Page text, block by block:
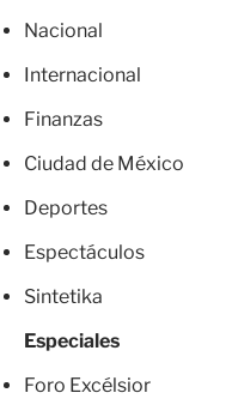
Nacional
Internacional
Finanzas
Ciudad de México
Deportes
Espectáculos
Sintetika
Especiales
Foro Excélsior